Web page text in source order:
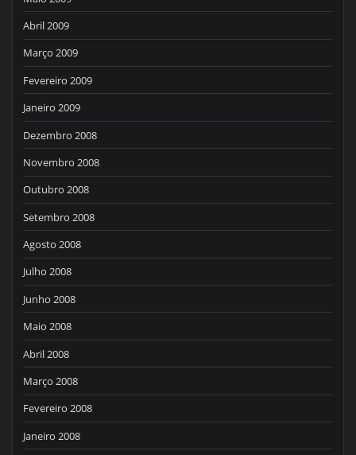
Abril 2009
Março 2009
Fevereiro 2009
Janeiro 2009
Dezembro 2008
Novembro 2008
Outubro 2008
Setembro 2008
Agosto 2008
Julho 2008
Junho 2008
Maio 2008
Abril 2008
Março 2008
Fevereiro 2008
Janeiro 2008